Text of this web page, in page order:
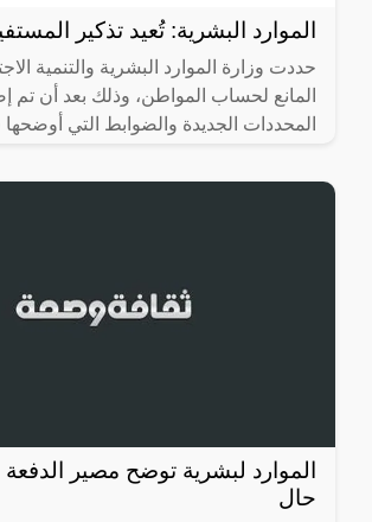
الموارد البشرية: تُعيد تذكير
حددت وزارة الموارد البشرية والتنمية
المانع لحساب المواطن، وذلك بعد أن تم
المحددات الجديدة والضوابط التي أوضحها
الموارد لبشرية توضح مصير
حال